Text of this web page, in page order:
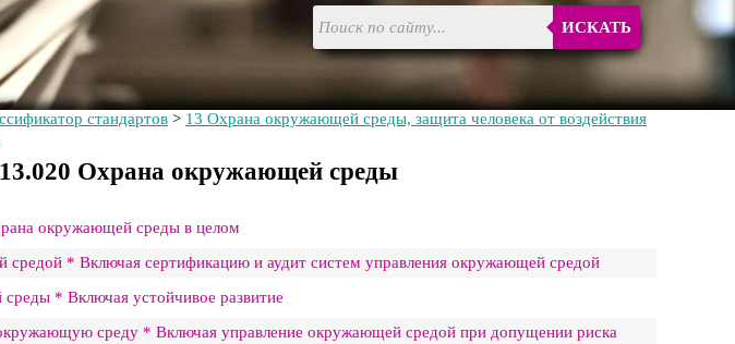
ИСКАТЬ
стандартов > 13 Охрана окружающей среды, защита человека от воздействия
13.020 Охрана окружающей среды
окружающей среды в целом
* Включая сертификацию и аудит систем управления окружающей средой
* Включая устойчивое развитие
среду * Включая управление окружающей средой при допущении риска